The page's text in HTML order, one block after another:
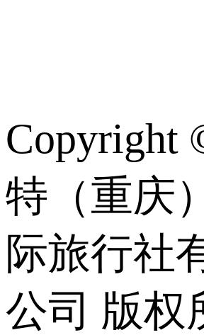
Copyright
特（重庆
际旅行社
公司 版权